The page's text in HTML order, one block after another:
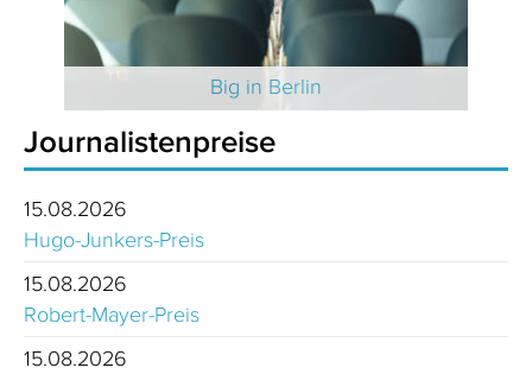
Big in Berlin
Journalistenpreise
15.08.2026
Hugo-Junkers-Preis
15.08.2026
Robert-Mayer-Preis
15.08.2026